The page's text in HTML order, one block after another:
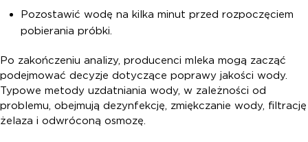
Pozostawić wodę na kilka minut przed rozpoczęciem
pobierania próbki.
Po zakończeniu analizy, producenci mleka mogą zacząć
podejmować decyzje dotyczące poprawy jakości wody.
Typowe metody uzdatniania wody, w zależności od
problemu, obejmują dezynfekcję, zmiękczanie wody, filtrację
żelaza i odwróconą osmozę.